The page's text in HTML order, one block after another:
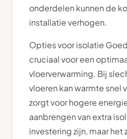
onderdelen kunnen de
installatie verhogen.
Opties voor isolatie
cruciaal voor een
vloerverwarming. Bij
vloeren kan warmte snel
zorgt voor hogere
aanbrengen van extra
investering zijn, maar het